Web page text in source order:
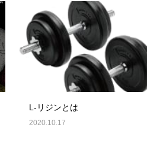
L-リジンとは
2020.10.17